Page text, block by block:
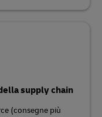
supply chain
(consegne più